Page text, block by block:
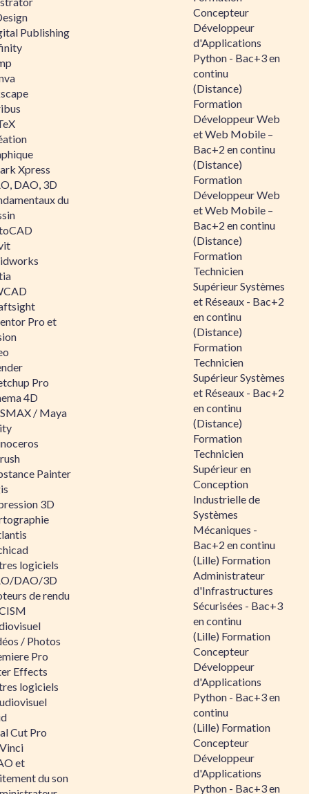
Publishing
Xpress
DAO, 3D
du
Pro et
Pro
4D
/ Maya
Painter
3D
logiciels
DAO/3D
de rendu
/ Photos
Pro
Effects
logiciels
Cut Pro
et
du son
Concepteur
Développeur
d'Applications
Python - Bac+3 en
continu
(Distance)
Formation
Développeur Web
et Web Mobile –
Bac+2 en continu
(Distance)
Formation
Développeur Web
et Web Mobile –
Bac+2 en continu
(Distance)
Formation
Technicien
Supérieur Systèmes
et Réseaux - Bac+2
en continu
(Distance)
Formation
Technicien
Supérieur Systèmes
et Réseaux - Bac+2
en continu
(Distance)
Formation
Technicien
Supérieur en
Conception
Industrielle de
Systèmes
Mécaniques -
Bac+2 en continu
(Lille) Formation
Administrateur
d'Infrastructures
Sécurisées - Bac+3
en continu
(Lille) Formation
Concepteur
Développeur
d'Applications
Python - Bac+3 en
continu
(Lille) Formation
Concepteur
Développeur
d'Applications
Python - Bac+3 en